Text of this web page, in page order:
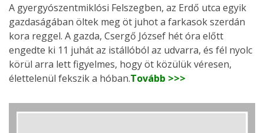
A gyergyószentmiklósi Felszegben, az Erdő utca egyik
gazdaságában öltek meg öt juhot a farkasok szerdán
kora reggel. A gazda, Csergő József hét óra előtt
engedte ki 11 juhát az istállóból az udvarra, és fél nyolc
körül arra lett figyelmes, hogy öt közülük véresen,
élettelenül fekszik a hóban.Tovább >>>